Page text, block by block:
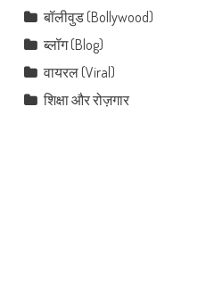
बॉलीवुड (Bollywood)
ब्लॉग (Blog)
वायरल (Viral)
शिक्षा और रोज़गार